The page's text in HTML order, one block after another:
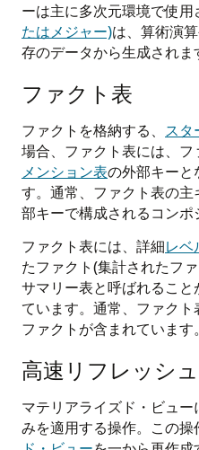
ーは主に多次元環境で使用
たはメジャー)は、算術演
存のデータから生成されま
ファクト表
ファクトを格納する、 スタ
場合、ファクト表には、フ
メンション表の外部キーと
す。通常、ファクト表の
部キーで構成されるコンポ
ファクト表には、詳細レベ
たファクト(集計されたフ
サマリー表と呼ばれるこ
ています。通常、ファクト
ファクトが含まれています。
高速リフレッシュ
マテリアライズド・ビュ
みを適用する操作。この操